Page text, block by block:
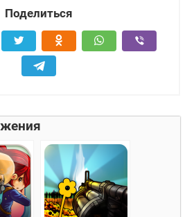
Поделиться